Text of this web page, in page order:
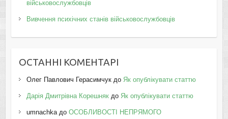
військовослужбовців
Вивчення психічних станів військовослужбовців
ОСТАННІ КОМЕНТАРІ
Олег Павлович Герасимчукдо Як опублікувати статтю
Дарія Дмитрівна Корешнякдо Як опублікувати статтю
umnachkaдо ОСОБЛИВОСТІ НЕПРЯМОГО